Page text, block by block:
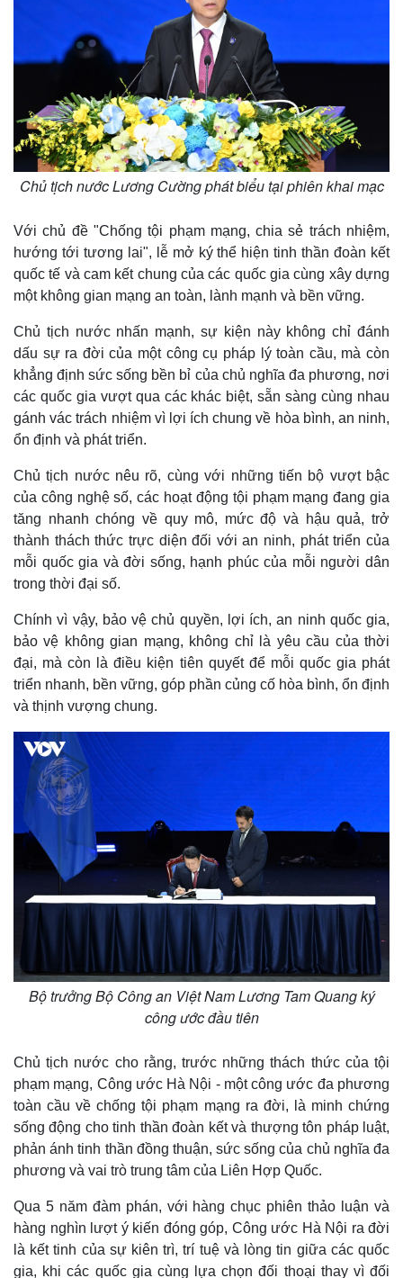
Kinh tế
Bất động sản
Khởi nghiệp
Thị trường
Giá vàng
Tiêu dùng
Tỷ giá
Chứng khoán
Giá cà phê
Chủ tịch nước Lương Cường phát biểu tại phiên khai mạc
Với chủ đề "Chống tội phạm mạng, chia sẻ trách nhiệm,
hướng tới tương lai", lễ mở ký thể hiện tinh thần đoàn kết
quốc tế và cam kết chung của các quốc gia cùng xây dựng
một không gian mạng an toàn, lành mạnh và bền vững.
Chủ tịch nước nhấn mạnh, sự kiện này không chỉ đánh
dấu sự ra đời của một công cụ pháp lý toàn cầu, mà còn
khẳng định sức sống bền bỉ của chủ nghĩa đa phương, nơi
các quốc gia vượt qua các khác biệt, sẵn sàng cùng nhau
gánh vác trách nhiệm vì lợi ích chung về hòa bình, an ninh,
ổn định và phát triển.
Chủ tịch nước nêu rõ, cùng với những tiến bộ vượt bậc
của công nghệ số, các hoạt động tội phạm mạng đang gia
tăng nhanh chóng về quy mô, mức độ và hậu quả, trở
thành thách thức trực diện đối với an ninh, phát triển của
mỗi quốc gia và đời sống, hạnh phúc của mỗi người dân
trong thời đại số.
Chính vì vậy, bảo vệ chủ quyền, lợi ích, an ninh quốc gia,
bảo vệ không gian mạng, không chỉ là yêu cầu của thời
đại, mà còn là điều kiện tiên quyết để mỗi quốc gia phát
triển nhanh, bền vững, góp phần củng cố hòa bình, ổn định
và thịnh vượng chung.
Bộ trưởng Bộ Công an Việt Nam Lương Tam Quang ký
công ước đầu tiên
Chủ tịch nước cho rằng, trước những thách thức của tội
phạm mạng, Công ước Hà Nội - một công ước đa phương
toàn cầu về chống tội phạm mạng ra đời, là minh chứng
sống động cho tinh thần đoàn kết và thượng tôn pháp luật,
phản ánh tinh thần đồng thuận, sức sống của chủ nghĩa đa
phương và vai trò trung tâm của Liên Hợp Quốc.
Qua 5 năm đàm phán, với hàng chục phiên thảo luận và
hàng nghìn lượt ý kiến đóng góp, Công ước Hà Nội ra đời
là kết tinh của sự kiên trì, trí tuệ và lòng tin giữa các quốc
gia, khi các quốc gia cùng lựa chọn đối thoại thay vì đối